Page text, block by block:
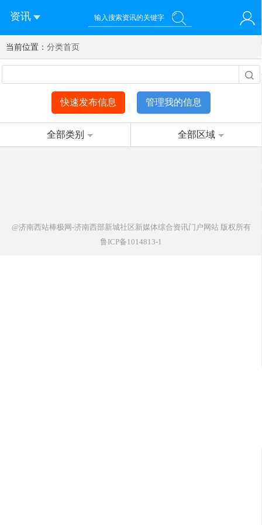
资讯
您好！欢迎来到济南西站棒极网-济南西部新城社区新媒体综
合资讯门户网站
登录 注册 微信快速登录
当前位置： 分类首页
快速发布信息 管理我的信息
全部类别 全部区域
@济南西站棒极网-济南西部新城社区新媒体综合资讯门户网站版权所有
鲁ICP备1014813-1